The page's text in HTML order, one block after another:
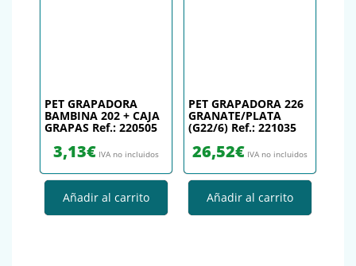
PET GRAPADORA
BAMBINA 202 + CAJA
GRAPAS Ref.: 220505
3,13€ IVA no incluidos
Añadir al carrito
PET GRAPADORA 226
GRANATE/PLATA
(G22/6) Ref.: 221035
26,52€ IVA no incluidos
Añadir al carrito